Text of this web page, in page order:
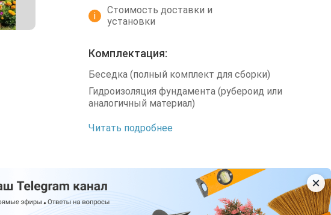
i
Стоимость доставки и
установки
Комплектация:
Беседка (полный комплект для сборки)
Гидроизоляция фундамента (рубероид или
аналогичный материал)
Читать подробнее